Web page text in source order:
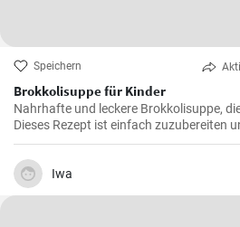
Speichern
Brokkolisuppe für Kinder
Nahrhafte und leckere Brokkolisuppe,
Dieses Rezept ist einfach zuzubereiten
Mineralien, die für das Wachstum und
notwendig sind. Ideal zum Mittag- oder
Iwa